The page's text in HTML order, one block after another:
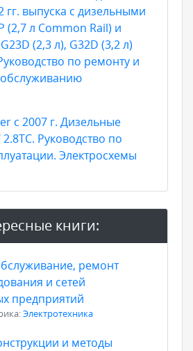
гг. выпуска с дизельными
(2,7 л Common Rail) и
(2,3 л), G32D (3,2 л)
по ремонту и
с 2007 г. Дизельные
Руководство по
Электросхемы
книги:
ремонт
и сетей
предприятий
Электротехника
и методы